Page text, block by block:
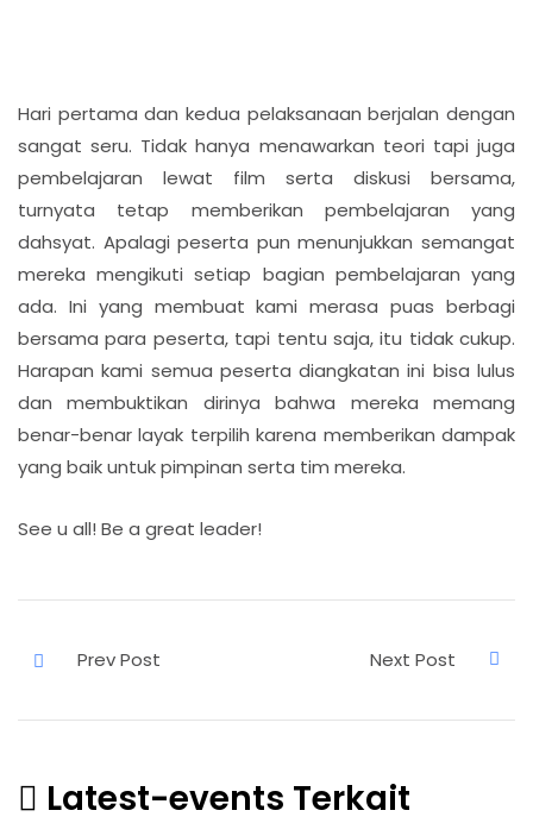
Hari pertama dan kedua pelaksanaan berjalan dengan
sangat seru. Tidak hanya menawarkan teori tapi juga
pembelajaran lewat film serta diskusi bersama,
turnyata tetap memberikan pembelajaran yang
dahsyat. Apalagi peserta pun menunjukkan semangat
mereka mengikuti setiap bagian pembelajaran yang
ada. Ini yang membuat kami merasa puas berbagi
bersama para peserta, tapi tentu saja, itu tidak cukup.
Harapan kami semua peserta diangkatan ini bisa lulus
dan membuktikan dirinya bahwa mereka memang
benar-benar layak terpilih karena memberikan dampak
yang baik untuk pimpinan serta tim mereka.
See u all! Be a great leader!
Latest-events Terkait